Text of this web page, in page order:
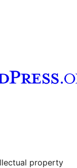
property